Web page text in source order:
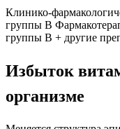
Клинико-
группы В
группы В + другие
Избыток
организме